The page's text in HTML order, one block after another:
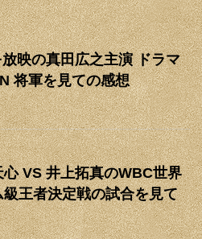
映の真田広之主演 ドラマ
将軍を見ての感想
心 VS 井上拓真のWBC世界
級王者決定戦の試合を見て